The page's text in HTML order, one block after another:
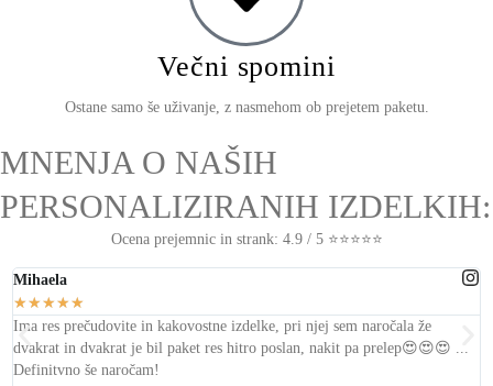
Večni spomini
Ostane samo še uživanje, z nasmehom ob prejetem paketu.
MNENJA O NAŠIH
PERSONALIZIRANIH IZDELKIH:
Ocena prejemnic in strank: 4.9 / 5 ⭐⭐⭐⭐⭐
Mihaela
★★★★★
Ima res prečudovite in kakovostne izdelke, pri njej sem naročala že
dvakrat in dvakrat je bilpaket res hitro poslan, nakit pa prelep😍😍😍 ...
Definitvno še naročam!